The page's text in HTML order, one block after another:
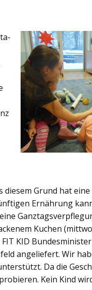
Grund hat
Ernährung
Kuchen
KID
angeliefert. Wir
Da die
Kein Kind